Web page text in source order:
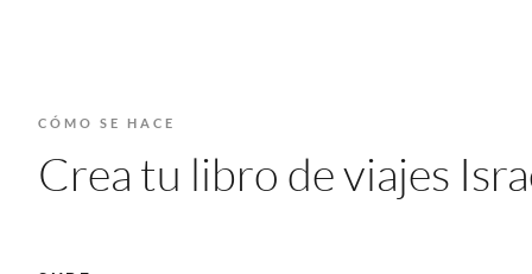
CÓMO SE HACE
Crea tu libro de viajes